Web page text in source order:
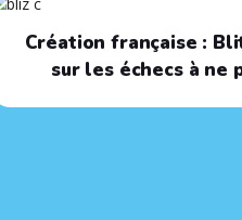
Création française :
sur les échecs à ne